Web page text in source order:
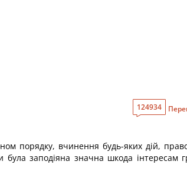
124934
порядку, вчинення будь-яких дій,
була заподіяна значна шкода